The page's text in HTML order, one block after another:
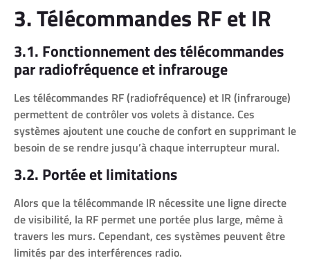
3. Télécommandes RF et IR
3.1. Fonctionnement des télécommandes
par radiofréquence et infrarouge
Les télécommandes RF (radiofréquence) et IR (infrarouge)
permettent de contrôler vos volets à distance. Ces
systèmes ajoutent une couche de confort en supprimant le
besoin de se rendre jusqu’à chaque interrupteur mural.
3.2. Portée et limitations
Alors que la télécommande IR nécessite une ligne directe
de visibilité, la RF permet une portée plus large, même à
travers les murs. Cependant, ces systèmes peuvent être
limités par des interférences radio.